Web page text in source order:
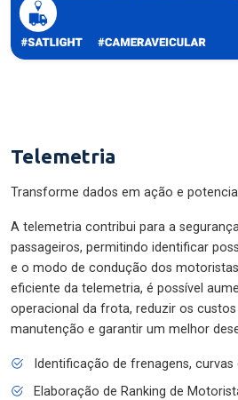
Telemetria
Transforme dados em ação e
A telemetria contribui para a
passageiros, permitindo identificar
e o modo de condução dos
eficiente da telemetria, é possível
operacional da frota, reduzir os
manutenção e garantir um melhor
Identificação de frenagens,
Elaboração de Ranking de